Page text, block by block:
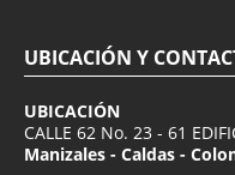
UBICACIÓN Y
UBICACIÓN
CALLE 62 No. 23 - 61
Manizales - Caldas -